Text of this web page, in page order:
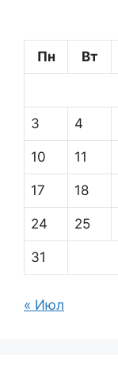
Пн
Вт
3 4
10 11
17 18
24 25
31
« Июл